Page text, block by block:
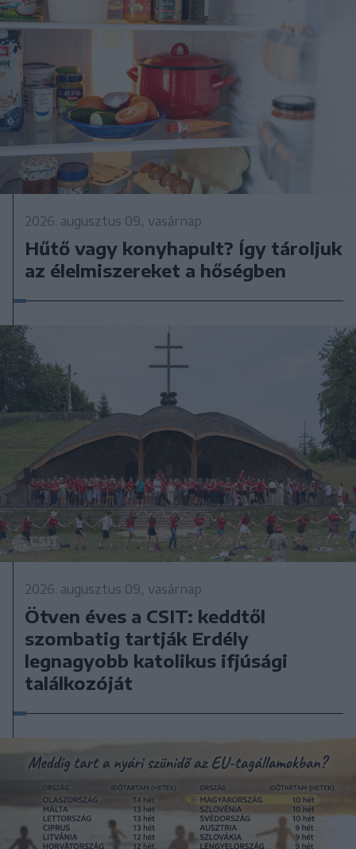
2026. augusztus 09., vasárnap
Hűtő vagy konyhapult? Így tároljuk
az élelmiszereket a hőségben
2026. augusztus 09., vasárnap
Ötven éves a CSIT: keddtől
szombatig tartják Erdély
legnagyobb katolikus ifjúsági
találkozóját